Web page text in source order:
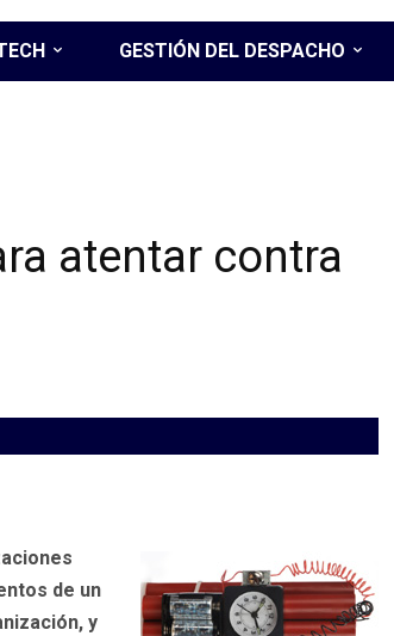
GESTIÓN DEL DESPACHO
atentar contra
de un
y